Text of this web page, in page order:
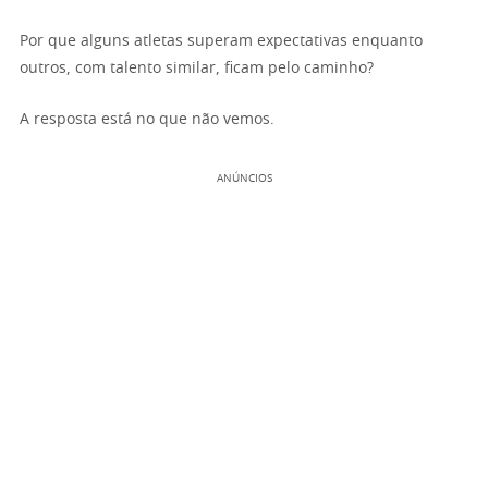
Por que alguns atletas superam expectativas enquanto
outros, com talento similar, ficam pelo caminho?
A resposta está no que não vemos.
ANÚNCIOS